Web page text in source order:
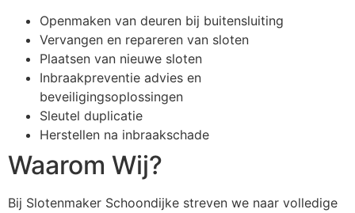
Openmaken van deuren bij buitensluiting
Vervangen en repareren van sloten
Plaatsen van nieuwe sloten
Inbraakpreventie advies en
beveiligingsoplossingen
Sleutel duplicatie
Herstellen na inbraakschade
Waarom Wij?
Bij Slotenmaker Schoondijke streven we naar volledige